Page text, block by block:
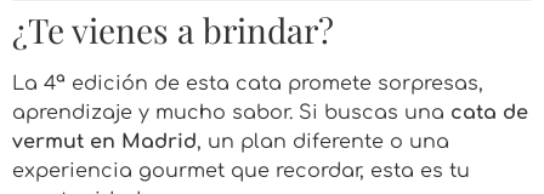
¿Te vienes a brindar?
La 4ª edición de esta cata promete sorpresas,
aprendizaje y mucho sabor. Si buscas una cata de
vermut en Madrid, un plan diferente o una
experiencia gourmet que recordar, esta es tu